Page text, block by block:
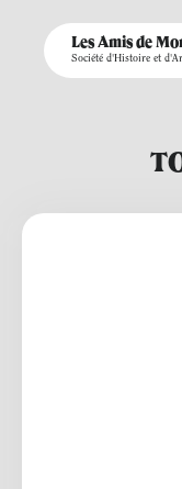
Les Amis de
Société d'Histoire et